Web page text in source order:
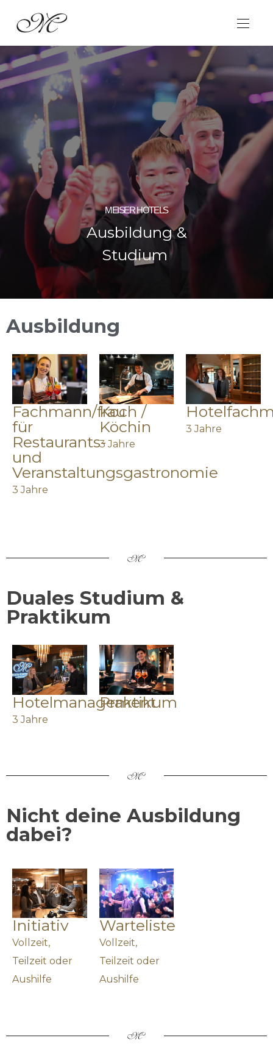
MEISER HOTELS
Ausbildung &
Studium
Ausbildung
Fachmann/frau
für
Restaurants-
und
Veranstaltungsgastronomie
3 Jahre
Koch /
Köchin
3 Jahre
3 Jahre
Duales Studium &
Praktikum
Hotelmanagement
3 Jahre
Praktikum
Nicht deine Ausbildung
dabei?
Initiativ
Vollzeit,
Teilzeit oder
Aushilfe
Warteliste
Vollzeit,
Teilzeit oder
Aushilfe